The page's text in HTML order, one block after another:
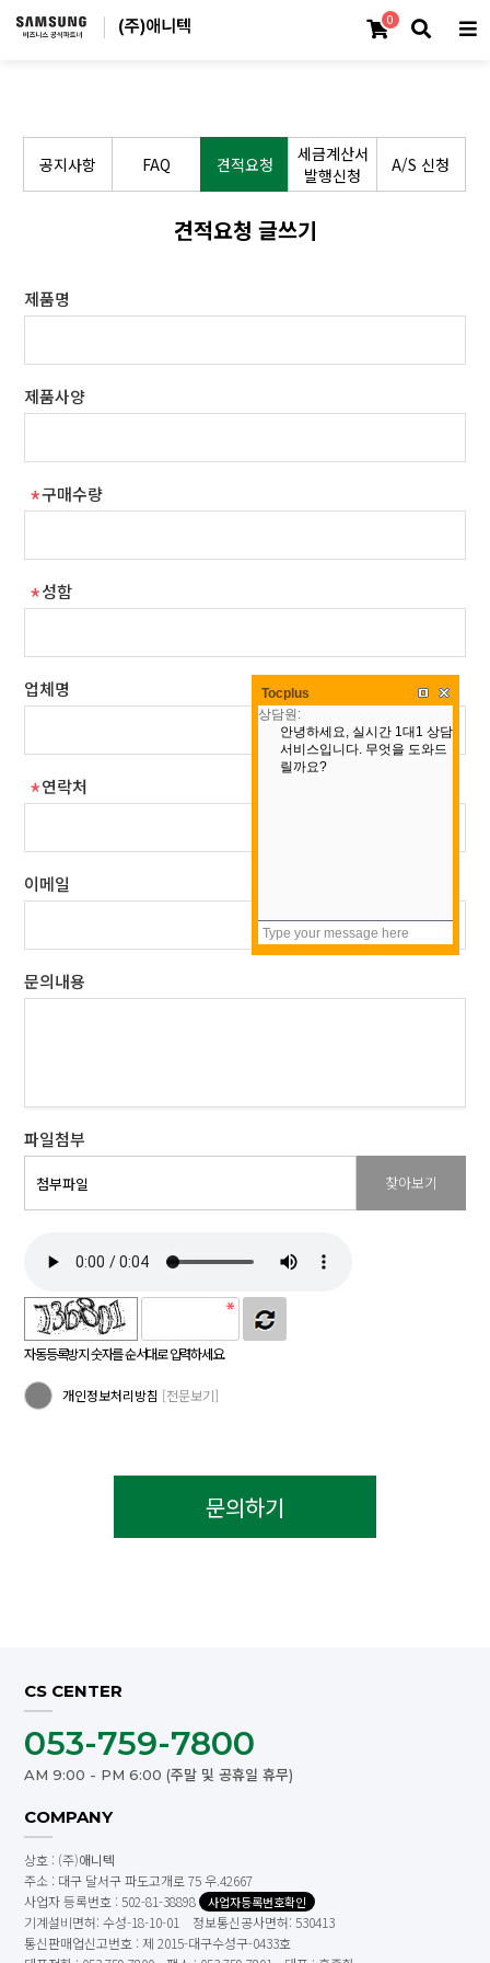
0
공지사항 FAQ 견적요청
세금계산서
발행신청
A/S 신청
견적요청 글쓰기
제품명
제품사양
구매수량
성함
업체명
연락처
이메일
문의내용
파일첨부
첨부파일 찾아보기
자동등록방지 숫자를 순서대로 입력하세요.
개인정보처리방침 [전문보기]
문의하기
CS CENTER
053-759-7800
AM 9:00 - PM 6:00 (주말 및 공휴일 휴무)
COMPANY
상호 : (주)애니텍
주소 : 대구 달서구 파도고개로 75 우.42667
사업자 등록번호 : 502-81-38898 사업자등록번호확인
기계설비면허: 수성-18-10-01 정보통신공사면허: 530413
통신판매업신고번호 : 제 2015-대구수성구-0433호
Tocplus